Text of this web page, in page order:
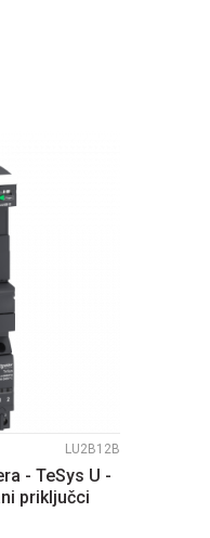
LU2B12B
- TeSys U -
priključci